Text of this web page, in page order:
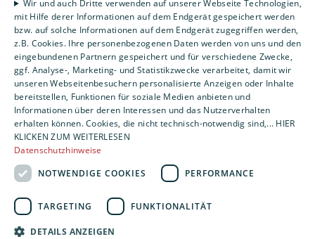
Unternehmen
Wir und auch Dritte verwenden auf unserer Webseite Technologien,
mit Hilfe derer Informationen auf dem Endgerät gespeichert werden
bzw. auf solche Informationen auf dem Endgerät zugegriffen werden,
z.B. Cookies. Ihre personenbezogenen Daten werden von uns und den
eingebundenen Partnern gespeichert und für verschiedene Zwecke,
ggf. Analyse-, Marketing- und Statistikzwecke verarbeitet, damit wir
unseren Webseitenbesuchern personalisierte Anzeigen oder Inhalte
bereitstellen, Funktionen für soziale Medien anbieten und
Informationen über deren Interessen und das Nutzerverhalten
erhalten können. Cookies, die nicht technisch-notwendig sind,... HIER
KLICKEN ZUM WEITERLESEN
Datenschutzhinweise
NOTWENDIGE COOKIES
PERFORMANCE
TARGETING FUNKTIONALITÄT
DETAILS ANZEIGEN